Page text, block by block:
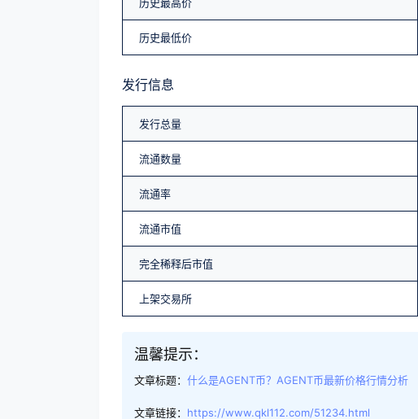
历史最高价
历史最低价
发行信息
发行总量
流通数量
流通率
流通市值
完全稀释后市值
上架交易所
温馨提示：
文章标题： 什么是AGENT币？AGENT币最新价格行情分析
文章链接： https://www.qkl112.com/51234.html